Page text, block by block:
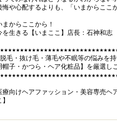
悔や心配するよりも、「いまからここ
まからここから！
を生きる【いまここ】店長：石神和志
毛・抜け毛・薄毛や不眠等の悩みを
帽子・かつら・ヘア化粧品】を厳選し
療向けヘアファッション・美容専売